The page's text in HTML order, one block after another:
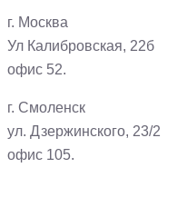
г. Москва
Ул Калибровская, 22б
офис 52.
г. Смоленск
ул. Дзержинского, 23/2
офис 105.